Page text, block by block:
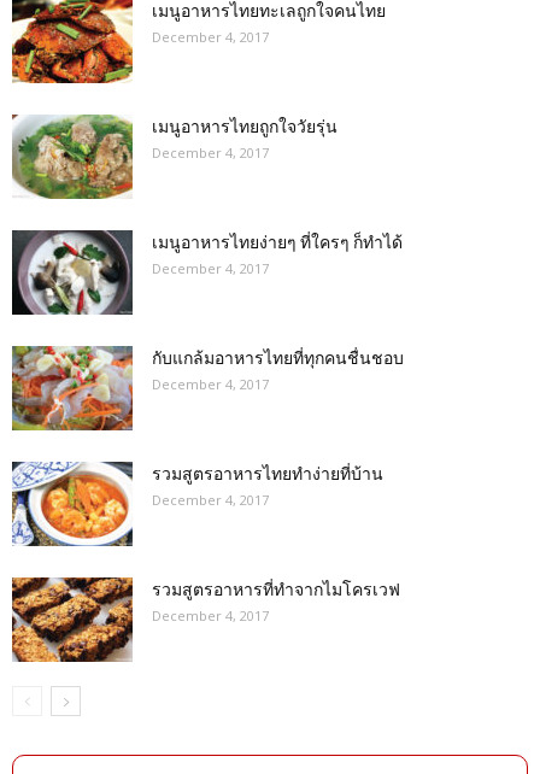
เมนูอาหารไทยทะเลถูกใจคนไทย
December 4, 2017
เมนูอาหารไทยถูกใจวัยรุ่น
December 4, 2017
เมนูอาหารไทยง่ายๆ ที่ใครๆ ก็ทำได้
December 4, 2017
กับแกล้มอาหารไทยที่ทุกคนชื่นชอบ
December 4, 2017
รวมสูตรอาหารไทยทำง่ายที่บ้าน
December 4, 2017
รวมสูตรอาหารที่ทำจากไมโครเวฟ
December 4, 2017